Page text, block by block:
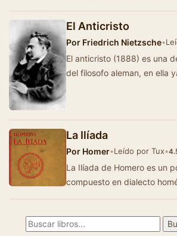
contrahec…
El Anticristo
Por Friedrich Nietzsche•
El anticristo (1888) es una
del filosofo aleman, en ella
La Ilíada
Por Homer•Leído por Tux•
La Ilíada de Homero es un
compuesto en dialecto